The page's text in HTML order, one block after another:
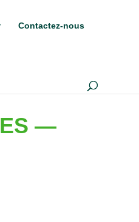
Contactez-nous
—